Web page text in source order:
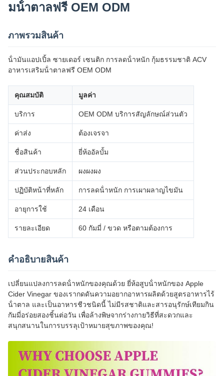
มน้ําตาลฟรี OEM ODM
ภาพรวมสินค้า
น้ํามันแอปเปิ้ล ซายเดอร์ เซนติก การลดน้ําหนัก กุ้มธรรมชาติ ACV
อาหารเสริมน้ําตาลฟรี OEM ODM
คุณสมบัติ มูลค่า
บริการ OEM ODM บริการสัญลักษณ์ส่วนตัว
ค่าส่ง ต้องเจรจา
ชื่อสินค้า ยี่ห้ออัลบั้ม
ส่วนประกอบหลัก ผงผงผง
ปฏิบัติหน้าที่หลัก การลดน้ําหนัก การเผาผลาญไขมัน
อายุการใช้ 24 เดือน
รายละเอียด 60 กัมมี่ / ขวด หรือตามต้องการ
คําอธิบายสินค้า
เปลี่ยนแปลงการลดน้ําหนักของคุณด้วย ยี่ห้อสูบน้ําหนักของ Apple
Cider Vinegar ของเรากดดันความอยากอาหารผลิตด้วยสูตรอาหารไร้
น้ําตาล และเป็นอาหารชีวชนิดนี้ ไม่มีรสชาติและสารอนุรักษ์เทียมกิน
กัมมี่อร่อยสองชิ้นต่อวัน เพื่อล้างพิษจากร่างกายวิธีที่สะดวกและ
สนุกสนานในการบรรลุเป้าหมายสุขภาพของคุณ!